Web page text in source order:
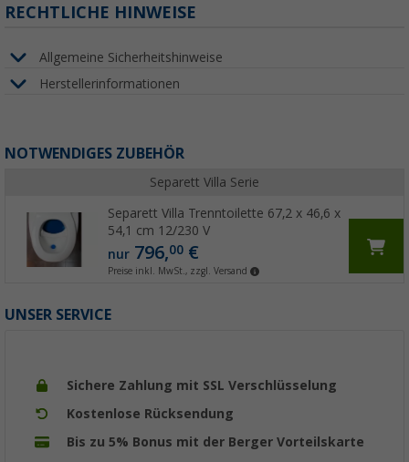
RECHTLICHE HINWEISE
Allgemeine Sicherheitshinweise
Herstellerinformationen
NOTWENDIGES ZUBEHÖR
Separett Villa Serie
Separett Villa Trenntoilette 67,2 x 46,6 x
54,1 cm 12/230 V
nur796,00€
Preise inkl. MwSt., zzgl. Versand
UNSER SERVICE
Sichere Zahlung mit SSL Verschlüsselung
Kostenlose Rücksendung
Bis zu 5% Bonus mit der Berger Vorteilskarte